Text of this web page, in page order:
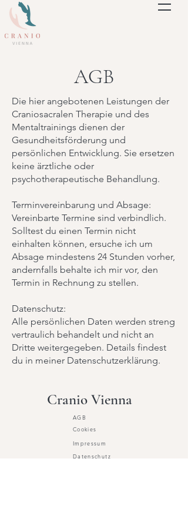
AGB
Die hier angebotenen Leistungen der
Craniosacralen Therapie und des
Mentaltrainings dienen der
Gesundheitsförderung und
persönlichen Entwicklung. Sie ersetzen
keine ärztliche oder
psychotherapeutische Behandlung.
Terminvereinbarung und Absage:
Vereinbarte Termine sind verbindlich.
Solltest du einen Termin nicht
einhalten können, ersuche ich um
Absage mindestens 24 Stunden vorher,
andernfalls behalte ich mir vor, den
Termin in Rechnung zu stellen.
Datenschutz:
Alle persönlichen Daten werden streng
vertraulich behandelt und nicht an
Dritte weitergegeben. Details findest
du in meiner Datenschutzerklärung.
Cranio Vienna
AGB
Cookies
Impressum
Datenschutz